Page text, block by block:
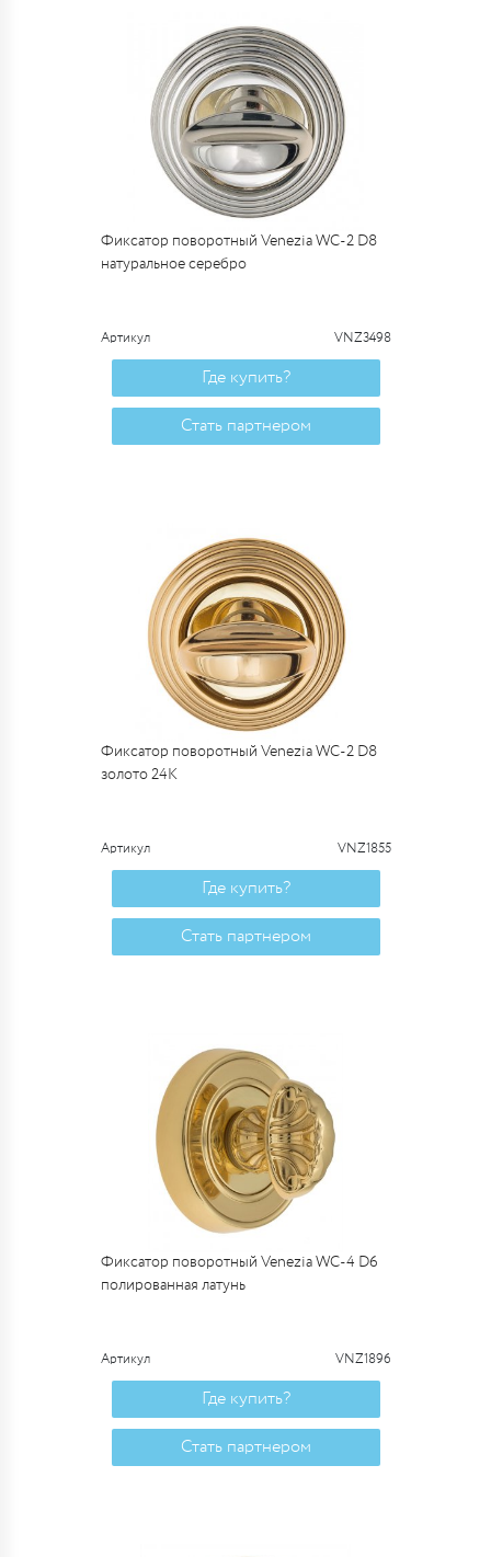
Фиксатор поворотный Venezia WC-2 D8
натуральное серебро
Артикул VNZ3498
Где купить?
Стать партнером
Фиксатор поворотный Venezia WC-2 D8
золото 24К
Артикул VNZ1855
Где купить?
Стать партнером
Фиксатор поворотный Venezia WC-4 D6
полированная латунь
Артикул VNZ1896
Где купить?
Стать партнером